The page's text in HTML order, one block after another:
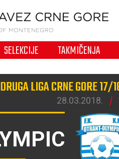
SELEKCIJE TAKMIČENJA
DRUGA LIGA CRNE GORE 17/
28.03.2018.